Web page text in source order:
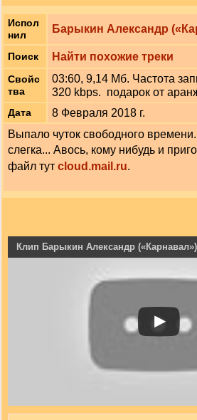
Испол
нил
Барыкин Александр
Поиск Найти похожие треки
Свойс
тва
03:60, 9,14 Мб. Частота
320 kbps. подарок от
Дата
8 Февраля 2018 г.
Выпало чуток свободного
слегка... Авось, кому нибудь и
файл тут cloud.mail.ru.
Клип Барыкин Александр